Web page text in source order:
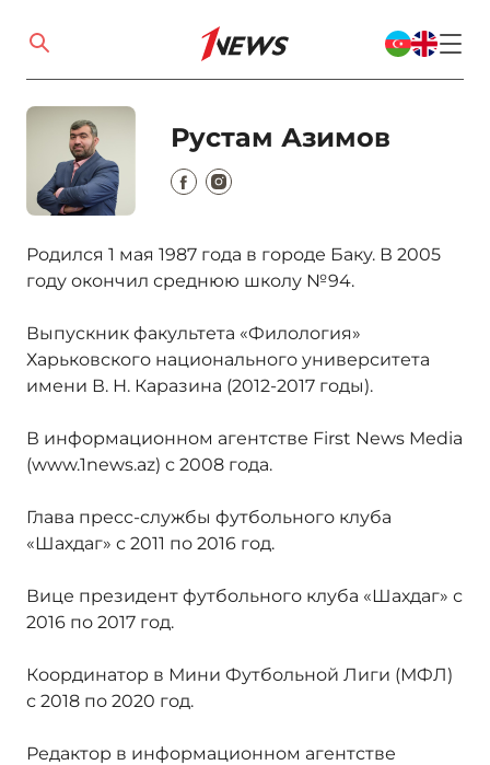
Рустам Азимов
Родился 1 мая 1987 года в городе Баку. В 2005
году окончил среднюю школу №94.
Выпускник факультета «Филология»
Харьковского национального университета
имени В. Н. Каразина (2012-2017 годы).
В информационном агентстве First News Media
(www.1news.az) с 2008 года.
Глава пресс-службы футбольного клуба
«Шахдаг» с 2011 по 2016 год.
Вице президент футбольного клуба «Шахдаг» с
2016 по 2017 год.
Координатор в Мини Футбольной Лиги (МФЛ)
с 2018 по 2020 год.
Редактор в информационном агентстве